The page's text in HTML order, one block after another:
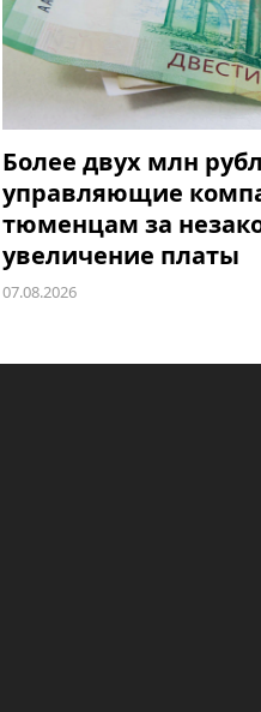
Более двух млн
управляющие
тюменцам за
увеличение платы
07.08.2026